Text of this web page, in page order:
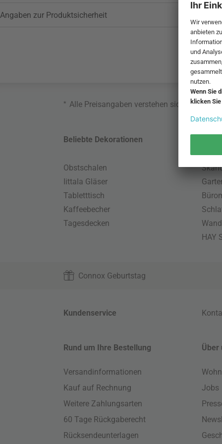
Angaben zur Produktsicherheit
* Alle Preisangaben verstehen sich inklusive
Beliebte Dekorationen
Obstschalen
Iittala Gläser
Tabletttisch
Kaffeebecher
Tagesdecken
HAY
Connox Geburtstag
Kundenservice
Rund um Ihre Bestellung
Versandinformationen
Kauf auf Rechnung
Weitere Zahlungsarten
60 Tage Rückgaberecht
Rücksendeunterlagen
Über
Jobs